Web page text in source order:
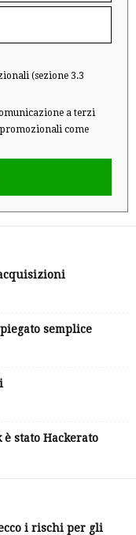
(sezione 3.3
a terzi
come
semplice
stato Hackerato
i rischi per gli